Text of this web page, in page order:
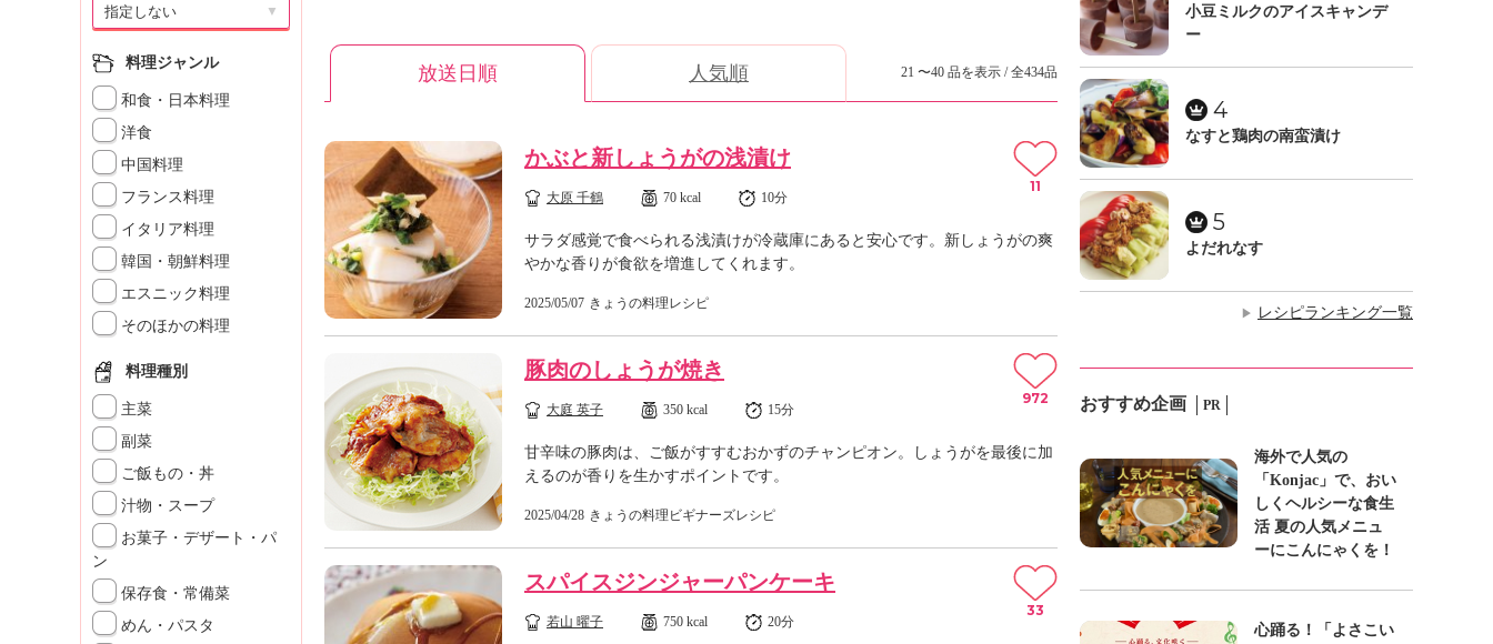
う
の
料
理
」
▼
料理ジャンル
和食・日本料理
洋食
中国料理
フランス料理
イタリア料理
韓国・朝鮮料理
エスニック料理
そのほかの料理
料理種別
主菜
副菜
ご飯もの・丼
汁物・スープ
お菓子・デザート・パ
ン
保存食・常備菜
めん・パスタ
放送日順 人気順 21 〜40 品を表示 / 全434品
かぶと新しょうがの浅漬け
大原 千鶴 70 kcal 10分
サラダ感覚で食べられる浅漬けが冷蔵庫にあると安心です。新しょうがの爽
やかな香りが食欲を増進してくれます。
2025/05/07 きょうの料理レシピ
11
豚肉のしょうが焼き
大庭 英子 350 kcal 15分
甘辛味の豚肉は、ご飯がすすむおかずのチャンピオン。しょうがを最後に加
えるのが香りを生かすポイントです。
2025/04/28 きょうの料理ビギナーズレシピ
972
スパイスジンジャーパンケーキ
若山 曜子 750 kcal 20分
33
小豆ミルクのアイスキャンデ
ー
4
なすと鶏肉の南蛮漬け
5
よだれなす
▶ レシピランキング一覧
おすすめ企画 PR
海外で人気の
「Konjac」で、おい
しくヘルシーな食生
活 夏の人気メニュ
ーにこんにゃくを！
心踊る！「よさこい